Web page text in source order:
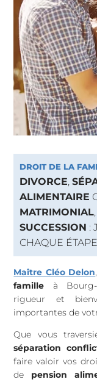
DROIT DE LA
DIVORCE,
ALIMENTAIRE
MATRIMONIAL
SUCCESSION :
CHAQUE ÉTAPE
Maître Cléo Delon
famille à Bourg-
rigueur et
importantes de
Que vous
séparation
faire valoir vos
de pension